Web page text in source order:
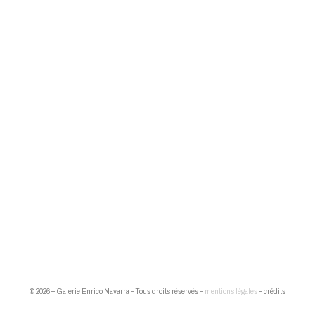
© 2026 – Galerie Enrico Navarra – Tous droits réservés – mentions légales– crédits